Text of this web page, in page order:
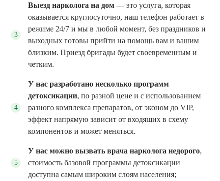
Выезд нарколога на дом — это услуга, которая
оказывается круглосуточно, наш телефон работает в
режиме 24/7 и мы в любой момент, без праздников и
выходных готовы прийти на помощь вам и вашим
близким. Приезд бригады будет своевременным и
четким.
У нас разработано несколько программ
детоксикации, по разной цене и с использованием
разного комплекса препаратов, от эконом до VIP,
эффект напрямую зависит от входящих в схему
компонентов и может меняться.
У нас можно вызвать врача нарколога недорого,
стоимость базовой программы детоксикации
доступна самым широким слоям населения;